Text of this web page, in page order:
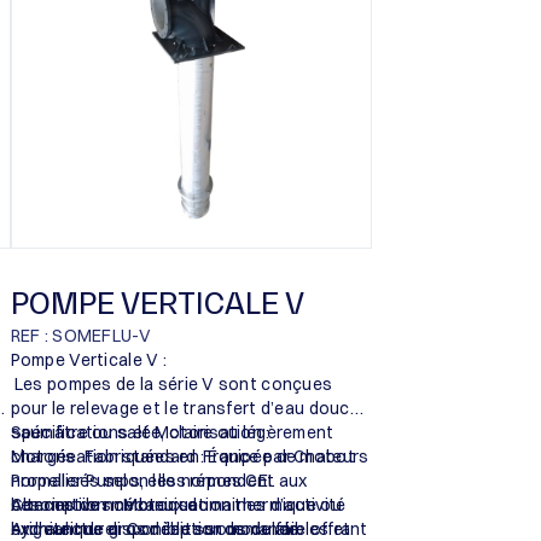
POMPE VERTICALE V
REF : SOMEFLU-V
Pompe Verticale V :
Les pompes de la série V sont conçues
pour le relevage et le transfert d’eau douce,
saumâtre ou salée, claire ou légèrement
chargée. Fabriquées en France par Chabot
Propeller Pumps, elles répondent aux
besoins de nombreux domaines d’activité
exigeant de gros débits sous de faibles et
Spécifications et Motorisation :
Motorisation standard : Équipée de moteurs
normalisés selon les normes CEI.
Alternatives : Motorisation thermique ou
hydraulique disponible sur demande.
Conception mécanique :
Architecture : Conception modulaire offrant